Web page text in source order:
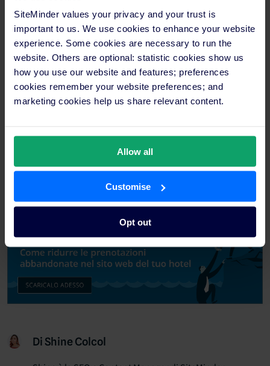
SiteMinder values your privacy and your trust is
important to us. We use cookies to enhance your website
experience. Some cookies are necessary to run the
website. Others are optional: statistic cookies show us
how you use our website and features; preferences
cookies remember your website preferences; and
marketing cookies help us share relevant content.
Allow all
Customise
Opt out
aumentino i guadagni che generi per cliente. Una
volta che le tue vendite saranno in crescita
costante, potrai iniziare ad ampliare la tua offerta.
Pacchetti per coppie, pacchetti avventura e
upgrade di lusso non solo ti faranno vendere più
camere ma aumenteranno anche i tuoi guadagni
per prenotazione.
facile ed efficace le tue strategie di vendita per le camere del
Per maggiori informazioni su SiteMinder, e per
verificare se è la soluzione giusta per la tua struttura
inizia oggi la tua prova gratuita.
Di Shine Colcol